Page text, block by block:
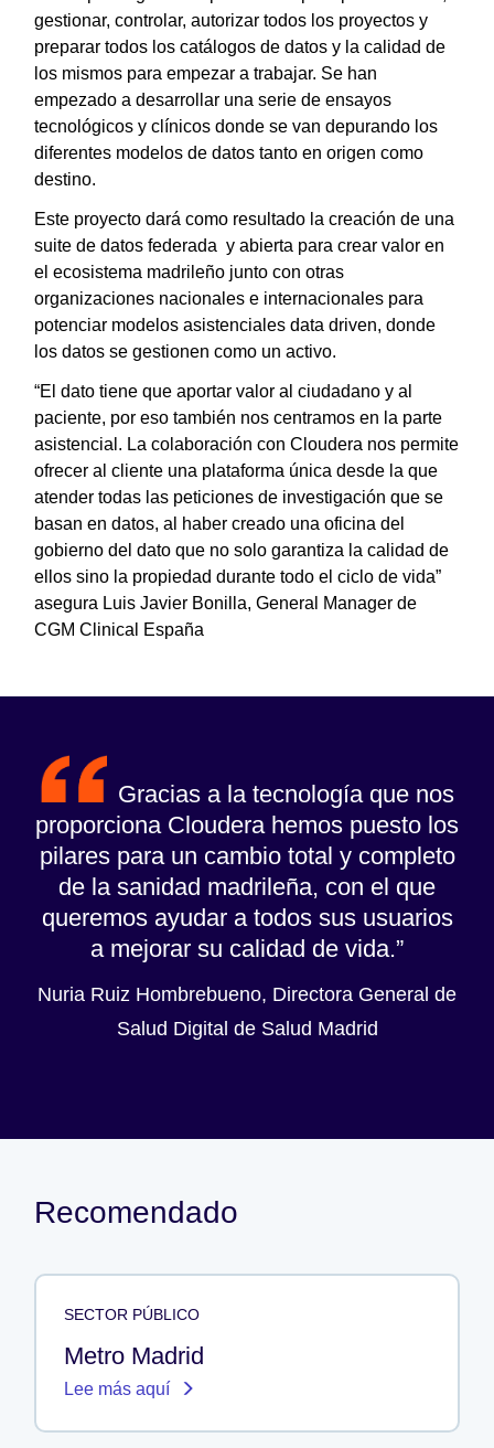
gestionar, controlar, autorizar todos los proyectos y
preparar todos los catálogos de datos y la calidad de
los mismos para empezar a trabajar. Se han
empezado a desarrollar una serie de ensayos
tecnológicos y clínicos donde se van depurando los
diferentes modelos de datos tanto en origen como
destino.
Este proyecto dará como resultado la creación de una
suite de datos federada y abierta para crear valor en
el ecosistema madrileño junto con otras
organizaciones nacionales e internacionales para
potenciar modelos asistenciales data driven, donde
los datos se gestionen como un activo.
“El dato tiene que aportar valor al ciudadano y al
paciente, por eso también nos centramos en la parte
asistencial. La colaboración con Cloudera nos permite
ofrecer al cliente una plataforma única desde la que
atender todas las peticiones de investigación que se
basan en datos, al haber creado una oficina del
gobierno del dato que no solo garantiza la calidad de
ellos sino la propiedad durante todo el ciclo de vida”
asegura Luis Javier Bonilla, General Manager de
CGM Clinical España
Gracias a la tecnología que nos
proporciona Cloudera hemos puesto los
pilares para un cambio total y completo
de la sanidad madrileña, con el que
queremos ayudar a todos sus usuarios
a mejorar su calidad de vida.
Nuria Ruiz Hombrebueno, Directora General de
Salud Digital de Salud Madrid
Recomendado
SECTOR PÚBLICO
Metro Madrid
Lee más aquí